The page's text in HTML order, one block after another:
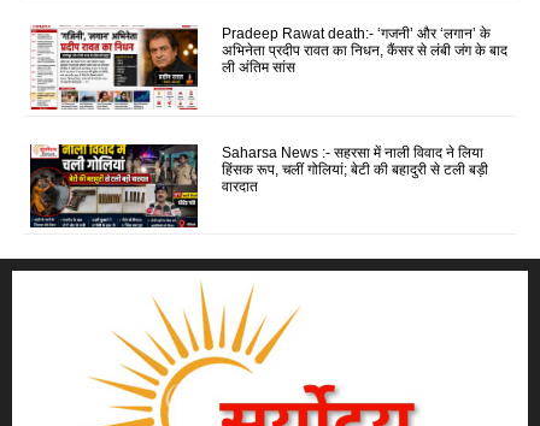
Pradeep Rawat death:- ‘गजनी’ और ‘लगान’ के
अभिनेता प्रदीप रावत का निधन, कैंसर से लंबी जंग के बाद
ली अंतिम सांस
Saharsa News :- सहरसा में नाली विवाद ने लिया
हिंसक रूप, चलीं गोलियां; बेटी की बहादुरी से टली बड़ी
वारदात